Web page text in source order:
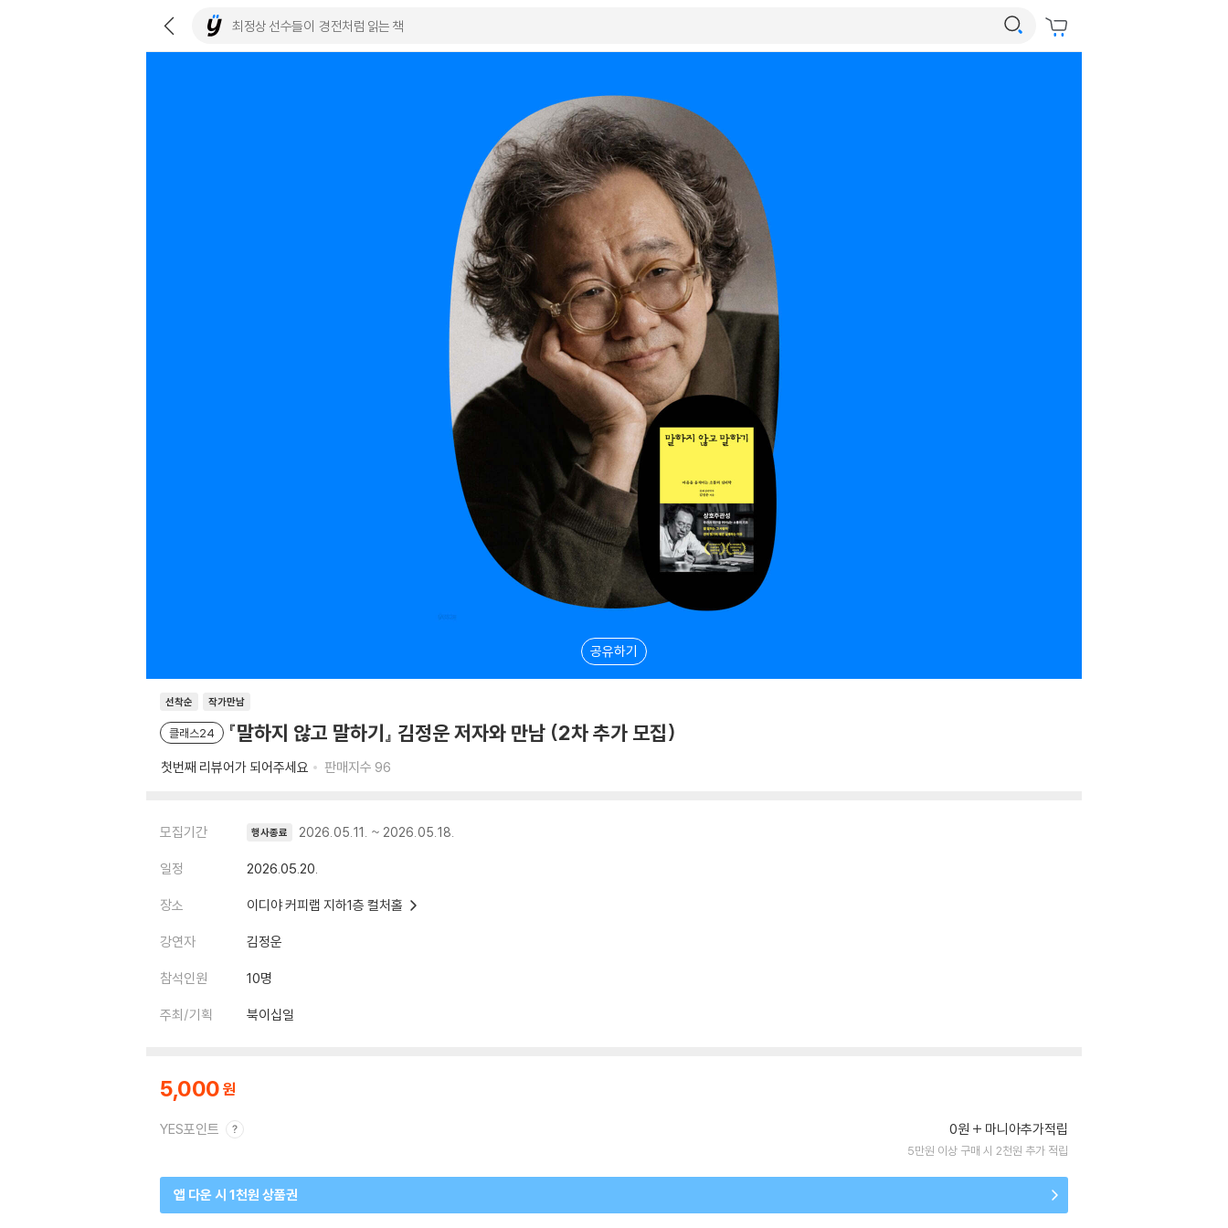
공유하기
선착순 작가만남
클래스24 『말하지 않고 말하기』 김정운 저자와 만남 (2차 추가 모집)
첫번째 리뷰어가 되어주세요 판매지수 96
모집기간 행사종료 2026.05.11. ~ 2026.05.18.
일정 2026.05.20.
장소 이디야 커피랩 지하1층 컬처홀
강연자 김정운
참석인원 10명
주최/기획 북이십일
5,000
YES포인트 0원 마니아추가적립
5만원 이상 구매 시 2천원 추가 적립
앱 다운 시 1천원 상품권